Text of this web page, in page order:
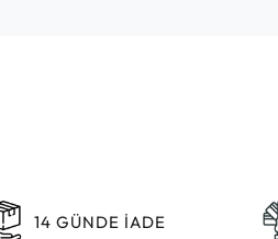
14 GÜNDE İADE